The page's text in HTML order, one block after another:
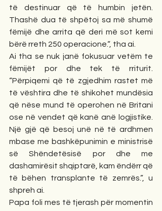
të destinuar që të humbin jetën.
Thashë dua të shpëtoj sa më shumë
fëmijë dhe arrita që deri më sot kemi
bërë rreth 250 operacione.“, tha ai.
Ai tha se nuk janë fokusuar vetëm te
fëmijët por dhe tek të rriturit.
“Përpiqemi që të zgjedhim rastet më
të vështira dhe të shikohet mundësia
që nëse mund të operohen në Britani
ose në vendet që kanë anë logjistike.
Një gjë që besoj unë në të ardhmen
mbase me bashkëpunimin e ministrisë
së Shëndetësisë por dhe me
dashamirësit shqiptarë, kam ëndërr që
të bëhen transplante të zemrës.”, u
shpreh ai.
Papa foli mes të tjerash për momentin